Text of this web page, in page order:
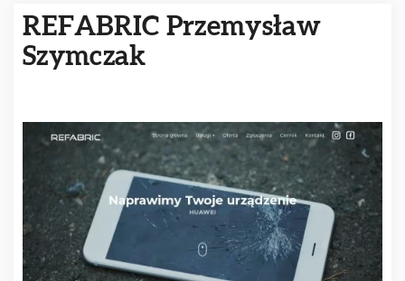
REFABRIC Przemysław
Szymczak